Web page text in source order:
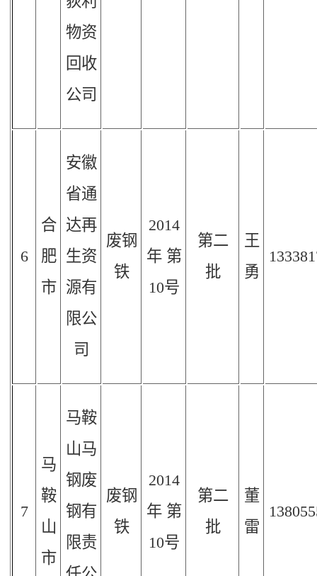
物资
回收
公司
6
合
肥
市
安徽
省通
达再
生资
源有
限公
司
废钢
铁
2014
年 第
10号
第二
批
王
勇
7
马
鞍
山
市
马鞍
山马
钢废
钢有
限责
废钢
铁
2014
年 第
10号
第二
批
董
雷